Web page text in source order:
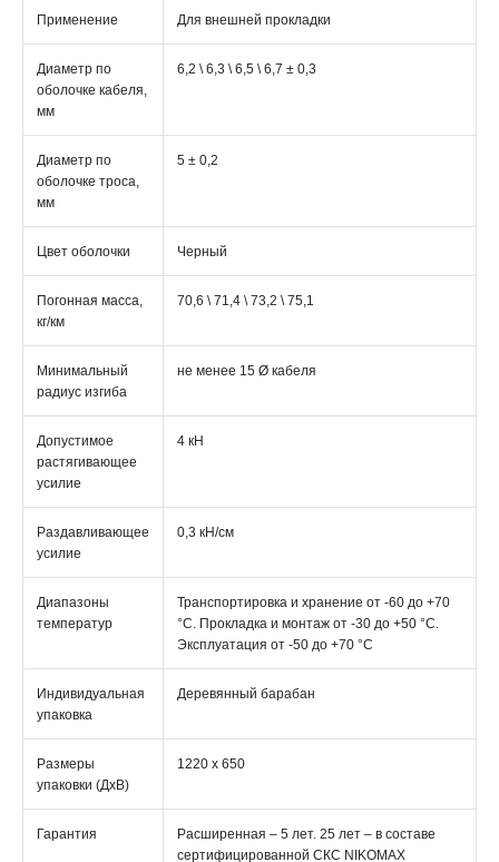
Применение Для внешней прокладки
Диаметр по
оболочке кабеля,
мм
6,2 \ 6,3 \ 6,5 \ 6,7 ± 0,3
Диаметр по
оболочке троса,
мм
5 ± 0,2
Цвет оболочки Черный
Погонная масса,
кг/км
70,6 \ 71,4 \ 73,2 \ 75,1
Минимальный
радиус изгиба
не менее 15 Ø кабеля
Допустимое
растягивающее
усилие
4 кН
Раздавливающее
усилие
0,3 кН/см
Диапазоны
температур
Транспортировка и хранение от -60 до +70
°C. Прокладка и монтаж от -30 до +50 °C.
Эксплуатация от -50 до +70 °C
Индивидуальная
упаковка
Деревянный барабан
Размеры
упаковки (ДхВ)
1220 х 650
Гарантия
Расширенная – 5 лет. 25 лет – в составе
сертифицированной СКС NIKOMAX